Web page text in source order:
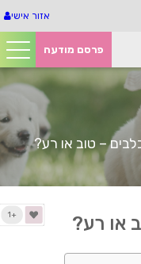
אזור אישי
פרסם מודעה
– טוב או רע?
+1 או רע?